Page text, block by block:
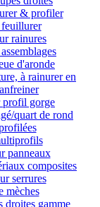
& profiler
feuillurer
rainures
d'aronde
à rainurer en
profil gorge
quart de rond
panneaux
composites
serrures
mèches
droites gamme